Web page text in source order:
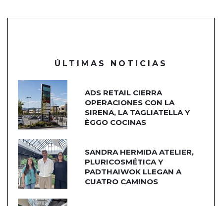
ÚLTIMAS NOTICIAS
ADS RETAIL CIERRA
OPERACIONES CON LA
SIRENA, LA TAGLIATELLA Y
ÈGGO COCINAS
SANDRA HERMIDA ATELIER,
PLURICOSMÉTICA Y
PADTHAIWOK LLEGAN A
CUATRO CAMINOS